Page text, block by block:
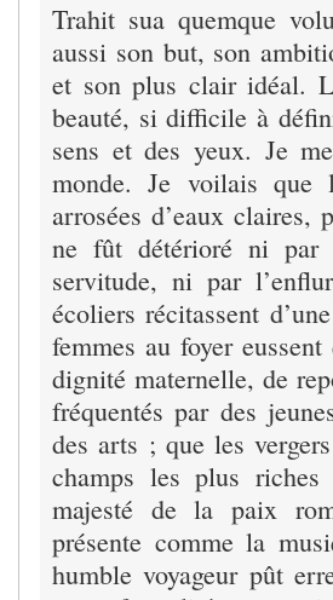
Trahit sua quemque
aussi son but, son
et son plus clair idéal.
beauté, si difficile à
sens et des yeux. Je
monde. Je voilais que
arrosées d’eaux claires,
ne fût détérioré ni
servitude, ni par
écoliers récitassent
femmes au foyer
dignité maternelle, de
fréquentés par des
des arts ; que les
champs les plus riches
majesté de la paix
présente comme la
humble voyageur pût